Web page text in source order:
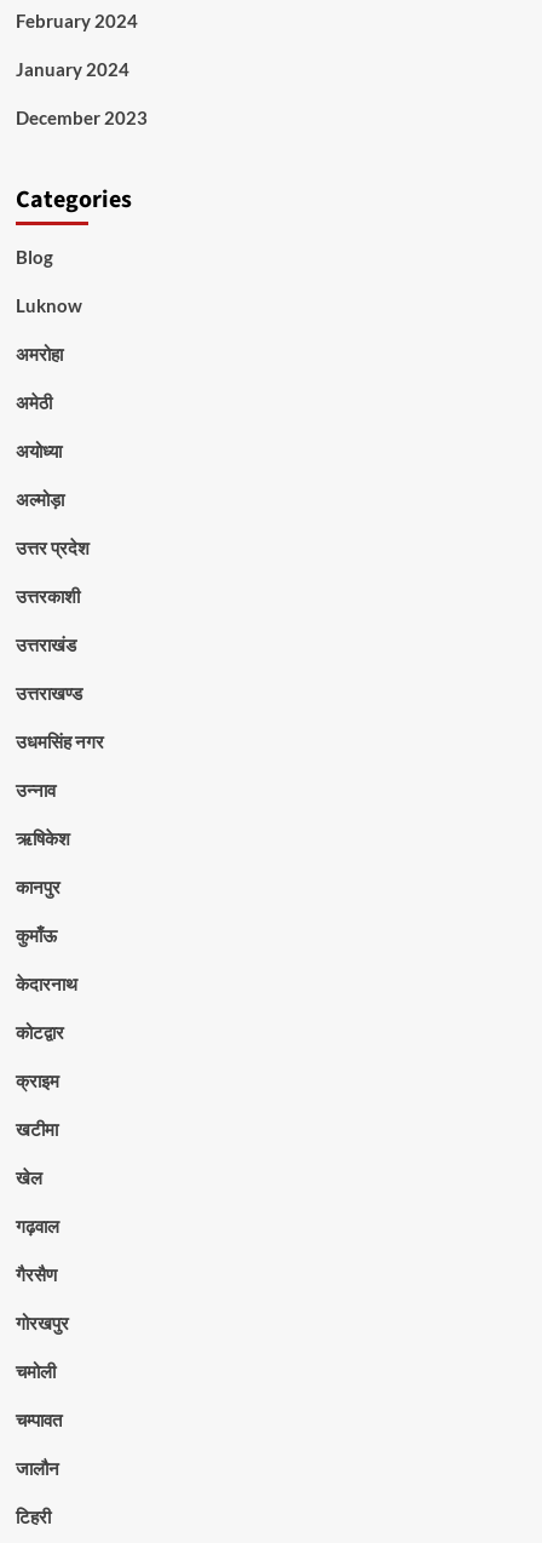
February 2024
January 2024
December 2023
Categories
Blog
Luknow
अमरोहा
अमेठी
अयोध्या
अल्मोड़ा
उत्तर प्रदेश
उत्तरकाशी
उत्तराखंड
उत्तराखण्ड
उधमसिंह नगर
उन्नाव
ऋषिकेश
कानपुर
कुमाँऊ
केदारनाथ
कोटद्वार
क्राइम
खटीमा
खेल
गढ़वाल
गैरसैण
गोरखपुर
चमोली
चम्पावत
जालौन
टिहरी